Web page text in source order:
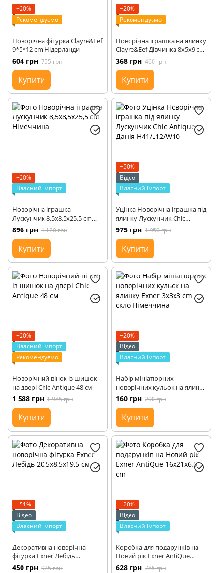
−20%
Рекомендуємо
Новорічна фігурка Clayre&Eef
9*5*12 cm Нідерланди
604 грн 755 грн
Купити
−20%
Рекомендуємо
Новорічна іграшка на ялинку
Clayre&Eef Дівчинка 8x5x9 cm
Нідерланди
368 грн 460 грн
Купити
−20%
Власний імпорт
Новорічна іграшка
Лускунчик 8,5x8,5x25,5 cm
Німеччина
896 грн 1 120 грн
Купити
−50%
Відео
Власний імпорт
Уцінка Новорічна іграшка під
ялинку Лускунчик Сhic
Antique Данія H41/L12/W10
975 грн 1 950 грн
Купити
−20%
Власний імпорт
Рекомендуємо
Новорічний вінок із шишок
на двері Chic Antique 48 см
1 588 грн 1 985 грн
Купити
−20%
Відео
Власний імпорт
Набір мініатюрних
новорічних кульок на ялинку
Exner 3x3x3 cm скло
Німеччина
160 грн 200 грн
Купити
−51%
Відео
Власний імпорт
Декоративна новорічна
фігурка Exner Лебідь
20,5x8,5x19,5 см
450 грн 925 грн
−20%
Відео
Власний імпорт
Коробка для подарунків на
Новий рік Exner AntiQue
16x21x6,5 cm
628 грн 785 грн